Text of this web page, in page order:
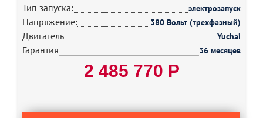
Тип запуска: электрозапуск
Напряжение: 380 Вольт (трехфазный)
Двигатель Yuchai
Гарантия 36 месяцев
2 485 770 Р